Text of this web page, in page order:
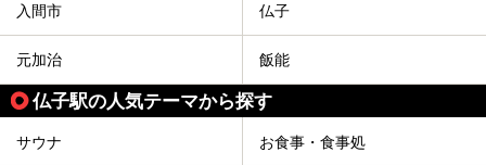
入間市 仏子
元加治 飯能
仏子駅の人気テーマから探す
サウナ お食事・食事処